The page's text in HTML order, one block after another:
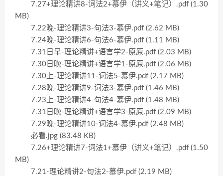
7.27+理论精讲8-词法2+慕伊（讲义+笔记）.pdf (1.30
MB)
7.22晚-理论精讲3-句法3-慕伊.pdf (2.62 MB)
7.24晚-理论精讲6-句法6-慕伊.pdf (1.11 MB)
7.31日早-理论精讲+语言学2-原原.pdf (2.03 MB)
7.30日晚-理论精讲+语言学1-原原.pdf (2.06 MB)
7.30上-理论精讲11-词法5-慕伊.pdf (2.17 MB)
7.28晚-理论精讲9-词法3-慕伊.pdf (1.46 MB)
7.23上-理论精讲4-句法4-慕伊.pdf (1.48 MB)
7.31日晚-理论精讲+语言学3-原原.pdf (2.09 MB)
7.29晚-理论精讲10-词法4-慕伊.pdf (2.48 MB)
必看.jpg (83.48 KB)
7.26+理论精讲7-词法1+慕伊（讲义+笔记）.pdf (1.50
MB)
7.21-理论精讲2-句法2-慕伊.pdf (2.19 MB)